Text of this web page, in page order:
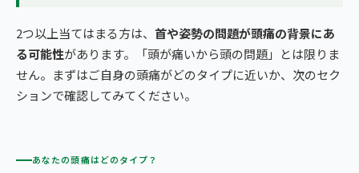
2つ以上当てはまる方は、 首や姿勢の問題が頭痛の背景にあ
る可能性があります。「頭が痛いから頭の問題」とは限りま
せん。まずはご自身の頭痛がどのタイプに近いか、次のセク
ションで確認してみてください。
あなたの頭痛はどのタイプ？